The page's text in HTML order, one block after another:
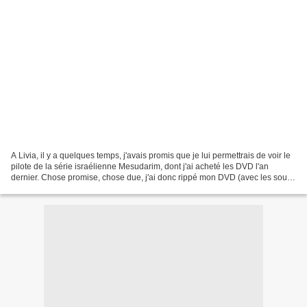
A Livia, il y a quelques temps, j'avais promis que je lui permettrais de voir le
pilote de la série israélienne Mesudarim, dont j'ai acheté les DVD l'an
dernier. Chose promise, chose due, j'ai donc rippé mon DVD (avec les sous-